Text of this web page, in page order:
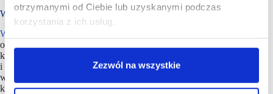
otrzymanymi od Ciebie lub uzyskanymi podczas
korzystania z ich usług.
Zezwól na wszystkie
W.KRUK ma w portfolio ponad 200 salonów
W.KRUK
od 1840 roku. W.KRUK jest jedyną marką biżuteryjną,
która sprawia, że ludzie, którzy ją noszą, czują się wyjątkowi
i ważni dla siebie nawzajem. Jako nowoczesny jubiler,
wywodzący się z tradycyjnego rzemiosła, z sukcesem łączy
klasykę z unikalnością. W ponad 200 salonach firmowych